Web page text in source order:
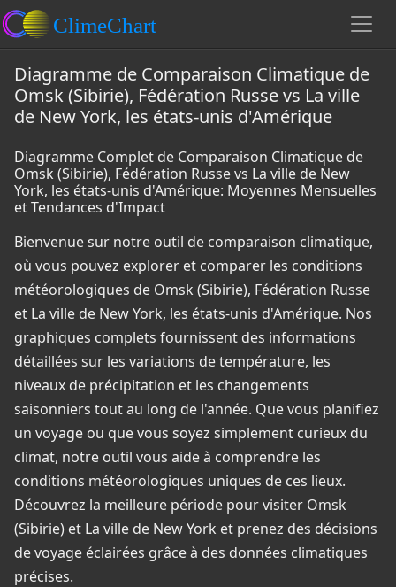
Diagramme de Comparaison Climatique de
Omsk (Sibirie), Fédération Russe vs La ville
de New York, les états-unis d'Amérique
Diagramme Complet de Comparaison Climatique de
Omsk (Sibirie), Fédération Russe vs La ville de New
York, les états-unis d'Amérique: Moyennes Mensuelles
et Tendances d'Impact
Bienvenue sur notre outil de comparaison climatique,
où vous pouvez explorer et comparer les conditions
météorologiques de Omsk (Sibirie), Fédération Russe
et La ville de New York, les états-unis d'Amérique. Nos
graphiques complets fournissent des informations
détaillées sur les variations de température, les
niveaux de précipitation et les changements
saisonniers tout au long de l'année. Que vous planifiez
un voyage ou que vous soyez simplement curieux du
climat, notre outil vous aide à comprendre les
conditions météorologiques uniques de ces lieux.
Découvrez la meilleure période pour visiter Omsk
(Sibirie) et La ville de New York et prenez des décisions
de voyage éclairées grâce à des données climatiques
précises.